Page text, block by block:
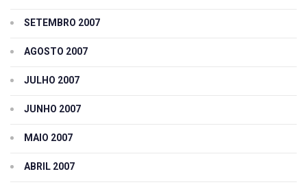
SETEMBRO 2007
AGOSTO 2007
JULHO 2007
JUNHO 2007
MAIO 2007
ABRIL 2007